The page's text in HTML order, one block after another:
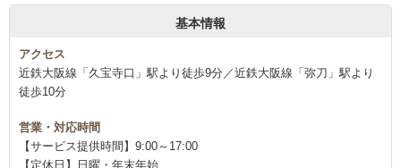
基本情報
アクセス
近鉄大阪線「久宝寺口」駅より徒歩9分／近鉄大阪線「弥刀」駅より
徒歩10分
営業・対応時間
【サービス提供時間】9:00～17:00
【定休日】日曜・年末年始